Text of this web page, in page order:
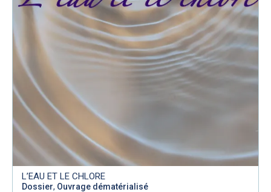
L’EAU ET LE CHLORE
Dossier, Ouvrage dématérialisé